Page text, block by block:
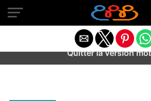
Warning
: preg_match(): Unknown modifier
/home/u589487443/domains/
content/plugins/idev-post-views/
Quitter la version